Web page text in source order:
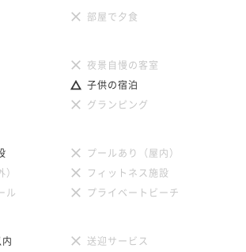
8～16限定≫選べるメイン／お盆は
温泉を満喫＜お盆限定懐石＞
IN 15:00 - 18:00 OUT10:00
¥ 98,230 ~
分】美肌フルコース（ボディ＆フェ
様分の施術代込み＜★基本懐石＞
部屋で夕食
夜景自慢の客室
子供の宿泊
グランピング
プールあり（屋内）
フィットネス施設
ル
プライベートビーチ
送迎サービス